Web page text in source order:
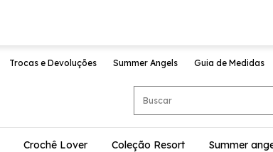
Trocas e Devoluções Summer Angels Guia de Medidas
Crochê Lover Coleção Resort Summer